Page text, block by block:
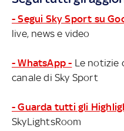
- Segui Sky Sport su
live, news e video
- WhatsApp - Le notizie
canale di Sky Sport
- Guarda tutti gli
SkyLightsRoom